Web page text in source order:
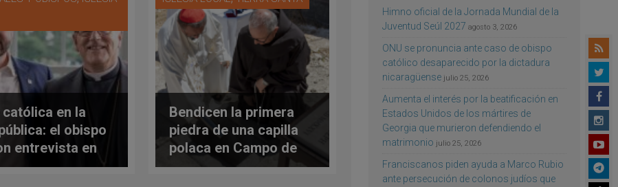
Iglesia dice: el Diablo
existe
en la
el obispo
entrevista en
al
Bendicen la primera
piedra de una capilla
polaca en Campo de
los Pastores en Tierra
Himno oficial de la Jornada Mundial de la
Juventud Seúl 2027 agosto 3, 2026
ONU se pronuncia ante caso de obispo
católico desaparecido por la dictadura
nicaragüense julio 25, 2026
Aumenta el interés por la beatificación en
Estados Unidos de los mártires de
Georgia que murieron defendiendo el
matrimonio julio 25, 2026
Franciscanos piden ayuda a Marco Rubio
ante persecución de colonos judíos que